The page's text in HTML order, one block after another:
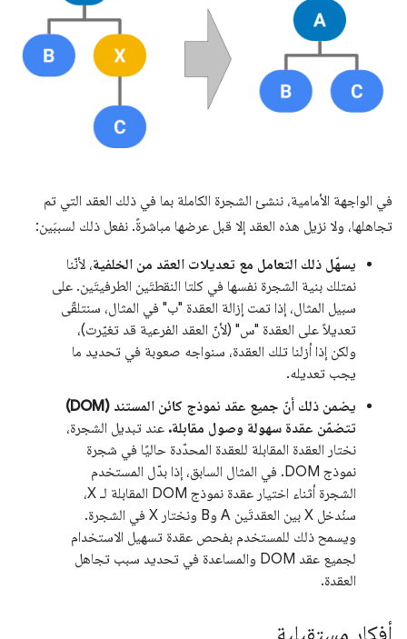
في الواجهة الأمامية، ننشئ الشجرة الكاملة بما في ذلك العقد التي تم
تجاهلها، ولا نزيل هذه العقد إلا قبل عرضها مباشرةً. نفعل ذلك لسببَين:
يسهّل ذلك التعامل مع تعديلات العقد من الخلفية، لأنّنا
نمتلك بنية الشجرة نفسها في كلتا النقطتَين الطرفيتَين. على
سبيل المثال، إذا تمت إزالة العقدة "ب" في المثال، سنتلقّى
تعديلاً على العقدة "س" (لأنّ العقد الفرعية قد تغيّرت)،
ولكن إذا أزلنا تلك العقدة، سنواجه صعوبة في تحديد ما
يجب تعديله.
يضمن ذلك أنّ جميع عقد نموذج كائن المستند (DOM)
تتضمّن عقدة سهولة وصول مقابلة. عند تبديل الشجرة،
نختار العقدة المقابلة للعقدة المحدّدة حاليًا في شجرة
نموذج DOM. في المثال السابق، إذا بدّل المستخدم
الشجرة أثناء اختيار عقدة نموذج DOM المقابلة لـ X،
سنُدخل X بين العقدتَين A وB ونختار X في الشجرة.
ويسمح ذلك للمستخدم بفحص عقدة تسهيل الاستخدام
لجميع عقد DOM والمساعدة في تحديد سبب تجاهل
العقدة.
أفكار مستقبلية